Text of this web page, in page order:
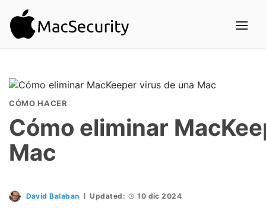
CÓMO HACER
Cómo eliminar
Mac
David Balaban Updated: 10 dic 2024